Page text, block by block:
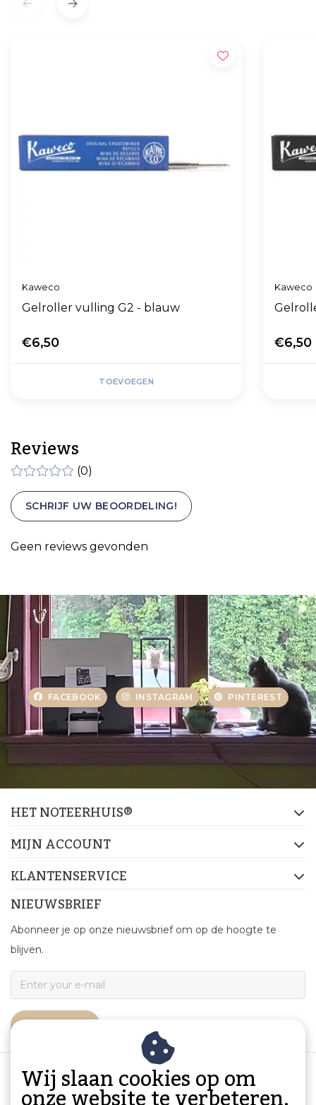
Kaweco
Gelroller vulling G2 - blauw
€6,50
TOEVOEGEN
Kaweco
€6,50
Reviews
(0)
SCHRIJF UW BEOORDELING!
Geen reviews gevonden
FACEBOOK INSTAGRAM PINTEREST
HET NOTEERHUIS®
MIJN ACCOUNT
KLANTENSERVICE
NIEUWSBRIEF
Abonneer je op onze nieuwsbrief om op de hoogte te
blijven.
Wij slaan cookies op om